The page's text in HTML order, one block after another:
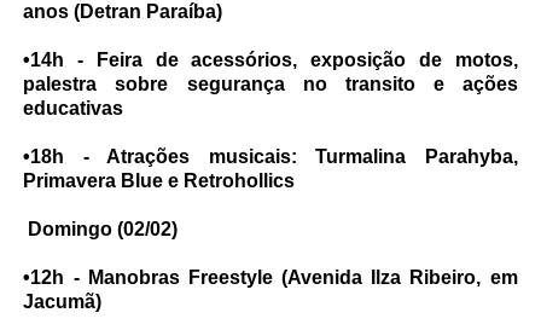
anos (Detran Paraíba)
•14h - Feira de acessórios, exposição de motos,
palestra sobre segurança no transito e ações
educativas
•18h - Atrações musicais: Turmalina Parahyba,
Primavera Blue e Retrohollics
Domingo (02/02)
•12h - Manobras Freestyle (Avenida Ilza Ribeiro, em
Jacumã)